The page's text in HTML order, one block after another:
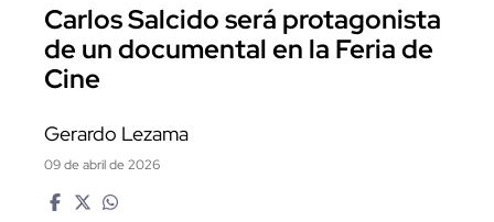
Carlos Salcido será protagonista
de un documental en la Feria de
Cine
Gerardo Lezama
09 de abril de 2026